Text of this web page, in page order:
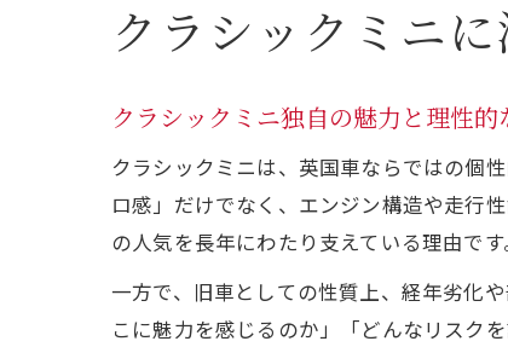
クラシックミニ
クラシックミニ独自の魅力と理性
クラシックミニは、英国車ならではの個
ロ感」だけでなく、エンジン構造や走行
の人気を長年にわたり支えている理由です
一方で、旧車としての性質上、経年劣化
こに魅力を感じるのか」「どんなリスク